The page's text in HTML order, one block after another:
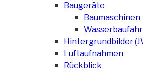
Baugeräte
Baumaschinen
Hintergrundbilder
Luftaufnahmen
Rückblick